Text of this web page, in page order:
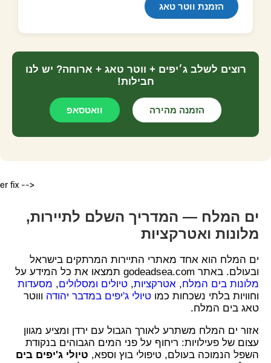
הזמנת ווטר טאג
רוצים לשלב ג׳יפים + ווטר טאג + ארוחה? יש לנו
חבילות!
הזמנה מהירה וואטסאפ
er fix -->
ים המלח — המדריך השלם לתיירות,
מלונות ואטרקציות
ים המלח הוא אחד מאתרי התיירות המרתקים בישראל
ובעולם. באתר godeadsea.com תמצאו את כל המידע על
מלונות בים המלח, אטרקציות, טיולים ומסלולים, מסעדות
וחוויות בלתי נשכחות כמו טיולי ג'יפים במדבר יהודה וווטר
טאג בים המלח.
אזור ים המלח משתרע לאורך הגבול עם ירדן ומציע מגוון
עצום של פעילויות: ריחוף על פני המים הגבוהים בנקודת
השפל הנמוכה בעולם, טיפולי בוץ וספא, טיולי ג'יפים בים